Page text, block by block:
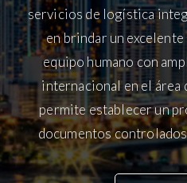
servicios de logística
en brindar un
equipo humano con
internacional en el área
permite establecer un
documentos